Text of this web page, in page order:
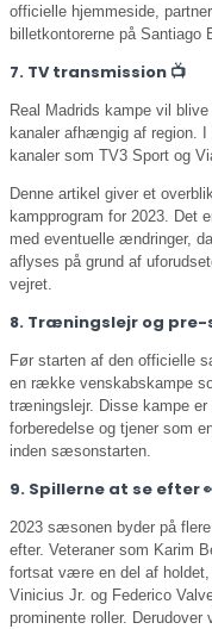
officielle hjemmeside,
billetkontorerne på Santiago
7. TV transmission 📺
Real Madrids kampe vil
kanaler afhængig af region.
kanaler som TV3 Sport og
Denne artikel giver et
kampprogram for 2023. Det
med eventuelle ændringer,
aflyses på grund af
vejret.
8. Træningslejr og
Før starten af den officielle
en række venskabskampe
træningslejr. Disse kampe er
forberedelse og tjener som
inden sæsonstarten.
9. Spillerne at se efter
2023 sæsonen byder på
efter. Veteraner som Karim
fortsat være en del af
Vinicius Jr. og Federico
prominente roller.